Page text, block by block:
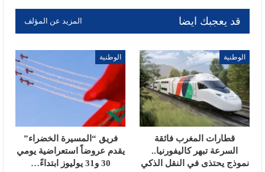
قد يعجبك ايضا المزيد عن المؤلف
الوطنية
قطارات المغرب فائقة
السرعة تبهر كاليفورنيا..
نموذج يحتذى في النقل الذكي
الوطنية
فريق “المسيرة الخضراء”
يقدم عروضاً استعراضية يومي
30 و31 يوليوز ابتداءً…